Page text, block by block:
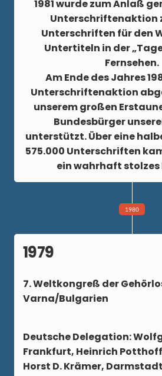
1981 wurde zum Anlaß
Unterschriftenaktion
Unterschriften für den
Untertiteln in der
Fernsehen.
Am Ende des Jahres
Unterschriftenaktion
unserem großen
Bundesbürger
unterstützt. Über eine
575.000 Unterschriften
ein wahrhaft stolzes
1980
1979
7. Weltkongreß der
Varna/Bulgarien
Deutsche Delegation:
Frankfurt, Heinrich
Horst D. Krämer,